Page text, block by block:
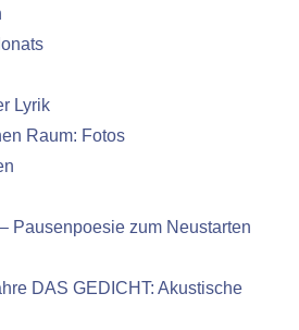
Lyrik
Raum: Fotos
Pausenpoesie zum Neustarten
DAS GEDICHT: Akustische